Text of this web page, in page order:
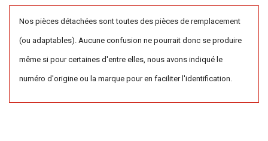
Nos pièces détachées sont toutes des pièces de remplacement
(ou adaptables). Aucune confusion ne pourrait donc se produire
même si pour certaines d'entre elles, nous avons indiqué le
numéro d'origine ou la marque pour en faciliter l'identification.